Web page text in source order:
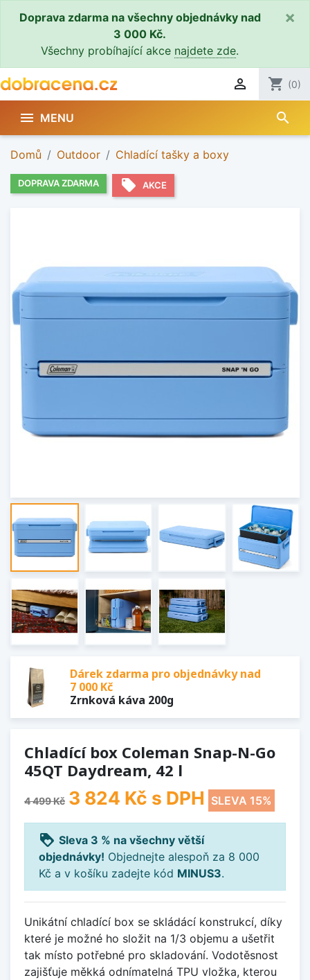
Doprava zdarma na všechny objednávky nad
3 000 Kč.
Všechny probíhající akce najdete zde.
×
 shopping_cart (0)
 MENU search
Domů Outdoor Chladící tašky a boxy
DOPRAVA ZDARMA local_offer AKCE
Dárek zdarma pro objednávky nad
7 000 Kč
Zrnková káva 200g
Chladící box Coleman Snap-N-Go
45QT Daydream, 42 l
4 499 Kč 3 824 Kč s DPH SLEVA 15%
loyalty Sleva 3 % na všechny větší
objednávky! Objednejte alespoň za 8 000
Kč a v košíku zadejte kód MINUS3.
Unikátní chladící box se skládácí konstrukcí, díky
které je možné ho složit na 1/3 objemu a ušetřit
tak místo potřebné pro skladování. Vodotěsnost
zajišťuje měkká odnímatelná TPU vložka, kterou